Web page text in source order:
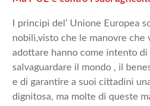
I principi del’ Unione Europea
nobili,visto che le manovre che
adottare hanno come intento di
salvaguardare il mondo , il
e di garantire a suoi cittadini
dignitosa, ma molte di queste